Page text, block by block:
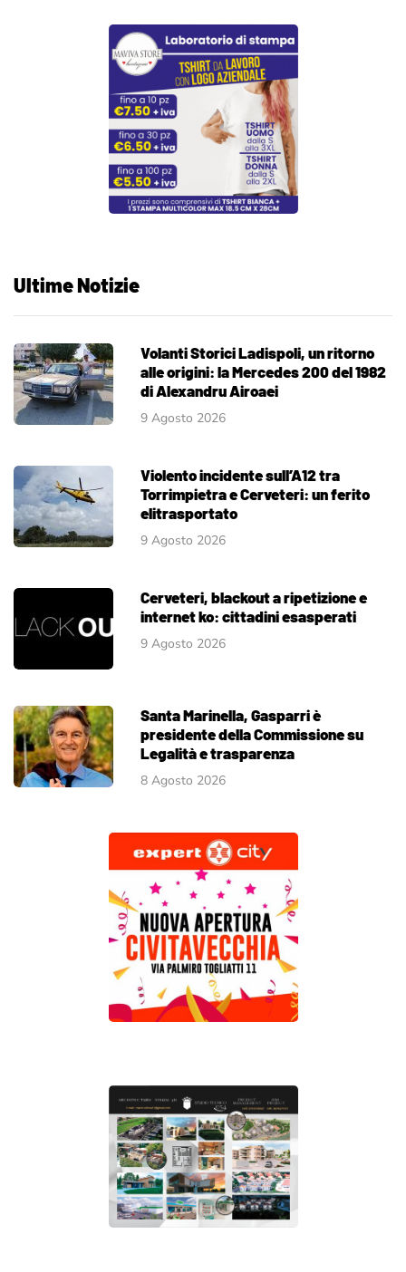
Ultime Notizie
Volanti Storici Ladispoli, un ritorno
alle origini: la Mercedes 200 del 1982
di Alexandru Airoaei
9 Agosto 2026
Violento incidente sull’A12 tra
Torrimpietra e Cerveteri: un ferito
elitrasportato
9 Agosto 2026
Cerveteri, blackout a ripetizione e
internet ko: cittadini esasperati
9 Agosto 2026
Santa Marinella, Gasparri è
presidente della Commissione su
Legalità e trasparenza
8 Agosto 2026